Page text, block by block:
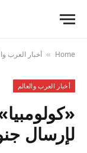
Home
» أخبار العرب
أخبار العرب والعالم
لإرسال